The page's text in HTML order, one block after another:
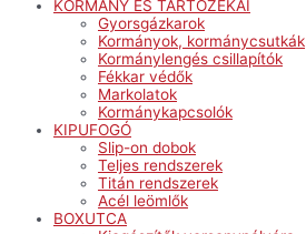
KORMÁNY ÉS TARTOZÉKAI
Gyorsgázkarok
Kormányok, kormánycsutkák
Kormánylengés csillapítók
Fékkar védők
Markolatok
Kormánykapcsolók
KIPUFOGÓ
Slip-on dobok
Teljes rendszerek
Titán rendszerek
Acél leömlők
BOXUTCA